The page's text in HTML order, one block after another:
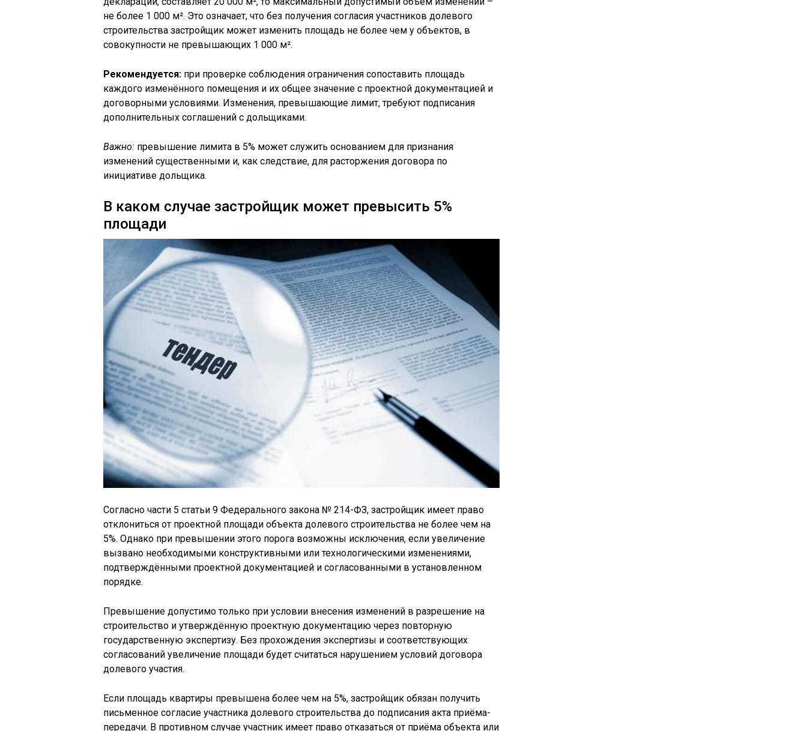
не более 1 000 м². Это означает, что без получения согласия участников долевого
строительства застройщик может изменить площадь не более чем у объектов, в
совокупности не превышающих 1 000 м².
Рекомендуется: при проверке соблюдения ограничения сопоставить площадь
каждого изменённого помещения и их общее значение с проектной документацией и
договорными условиями. Изменения, превышающие лимит, требуют подписания
дополнительных соглашений с дольщиками.
Важно: превышение лимита в 5% может служить основанием для признания
изменений существенными и, как следствие, для расторжения договора по
инициативе дольщика.
В каком случае застройщик может превысить 5%
площади
Согласно части 5 статьи 9 Федерального закона № 214-ФЗ, застройщик имеет право
отклониться от проектной площади объекта долевого строительства не более чем на
5%. Однако при превышении этого порога возможны исключения, если увеличение
вызвано необходимыми конструктивными или технологическими изменениями,
подтверждёнными проектной документацией и согласованными в установленном
порядке.
Превышение допустимо только при условии внесения изменений в разрешение на
строительство и утверждённую проектную документацию через повторную
государственную экспертизу. Без прохождения экспертизы и соответствующих
согласований увеличение площади будет считаться нарушением условий договора
долевого участия.
Если площадь квартиры превышена более чем на 5%, застройщик обязан получить
письменное согласие участника долевого строительства до подписания акта приёма-
передачи. В противном случае участник имеет право отказаться от приёма объекта или